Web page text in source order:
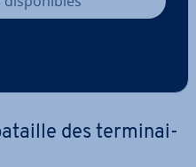
des ter­mi­nai­